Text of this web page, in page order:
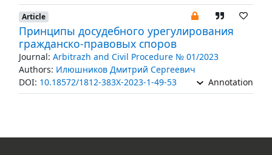
Article
Принципы досудебного урегулирования
гражданско-правовых споров
Journal: Arbitrazh and Civil Procedure № 01/2023
Authors: Илюшников Дмитрий Сергеевич
DOI: 10.18572/1812-383X-2023-1-49-53 Annotation